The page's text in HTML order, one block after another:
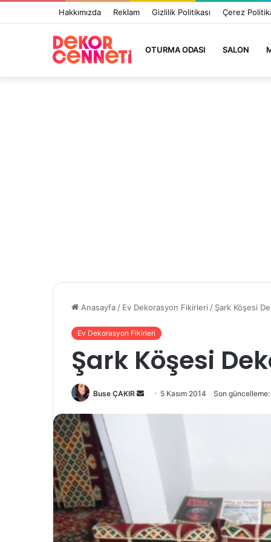
Hakkımızda Reklam Gizlilik Politikası Çerez
OTURMA ODASI SALON
Anasayfa / Ev Dekorasyon Fikirleri / Şark Köşesi
Ev Dekorasyon Fikirleri
Şark Köşesi
Buse ÇAKIR
a
g
5 Kasım 2014 Son